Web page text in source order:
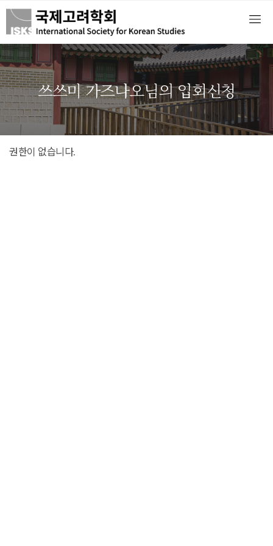
쓰쓰미 가즈나오님의 입회신청
권한이 없습니다.